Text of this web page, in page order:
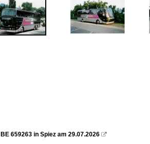
659263 in Spiez am 29.07.2026 